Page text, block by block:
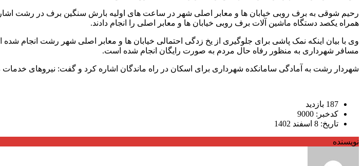
رحیم شوقی به برف روبی خیابان ها و معابر اصلی شهر در ساعت های اولیه بارش سنگین برف در رشت
همراه یکصد دستگاه ماشین آلات برف روبی خیابان ها و معابر اصلی را انجام دادند.
وی با بیان اینکه نمک پاشی برای جلوگیری از یخ زدگی احتمالی خیابان ها و معابر اصلی شهر رشت انجام
مسافر شهرداری به منظور رفاه حال مردم به صورت رایگان انجام شده است.
شهردار رشت به آمادگی سامانکده شهرداری برای اسکان در راه ماندگان اشاره کرد و گفت: نیروهای
187 بازدید
کدخبر: 9000
تاریخ: 8 اسفند 1402
نویسنده